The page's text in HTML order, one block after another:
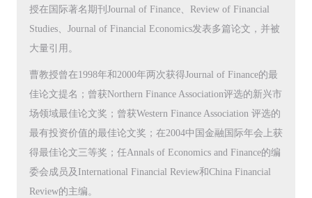
授在国际著名期刊Journal of Finance、Review of Financial
Studies、Journal of Financial Economics发表多篇论文，并被
大量引用。
曹教授曾在1998年和2000年两次获得Journal of Finance的最
佳论文提名；曾获Northern Finance Association评选的新兴市
场领域最佳论文奖；曾获Western Finance Association 评选的
最有投资价值的最佳论文奖；在2004中国金融国际年会上获
得最佳论文三等奖；任Annals of Economics and Finance的编
委会成员及International Financial Review和China Financial
Review的主编。